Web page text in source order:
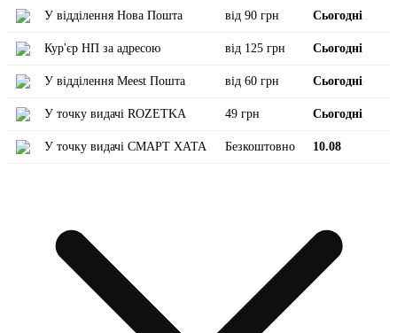
У відділення Нова Пошта від 90 грн Сьогодні
Кур'єр НП за адресою від 125 грн Сьогодні
У відділення Meest Пошта від 60 грн Сьогодні
У точку видачі ROZETKA 49 грн Сьогодні
У точку видачі СМАРТ ХАТА Безкоштовно 10.08